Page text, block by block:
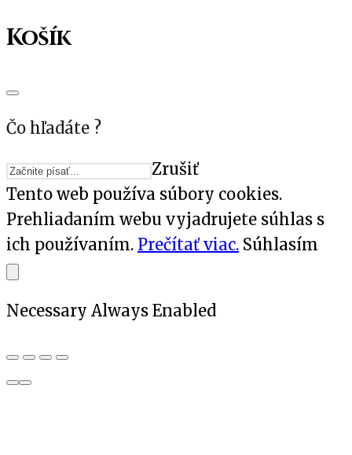
Košík
Čo hľadáte ?
Zrušiť
Tento web používa súbory cookies.
Prehliadaním webu vyjadrujete súhlas s
ich používaním. Prečítať viac. Súhlasím
Necessary Always Enabled